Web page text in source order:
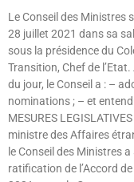
Le Conseil des Ministres
28 juillet 2021 dans sa
sous la présidence du
Transition, Chef de
du jour, le Conseil a : –
nominations ; – et
MESURES
ministre des Affaires
le Conseil des Ministres
ratification de l’Accord